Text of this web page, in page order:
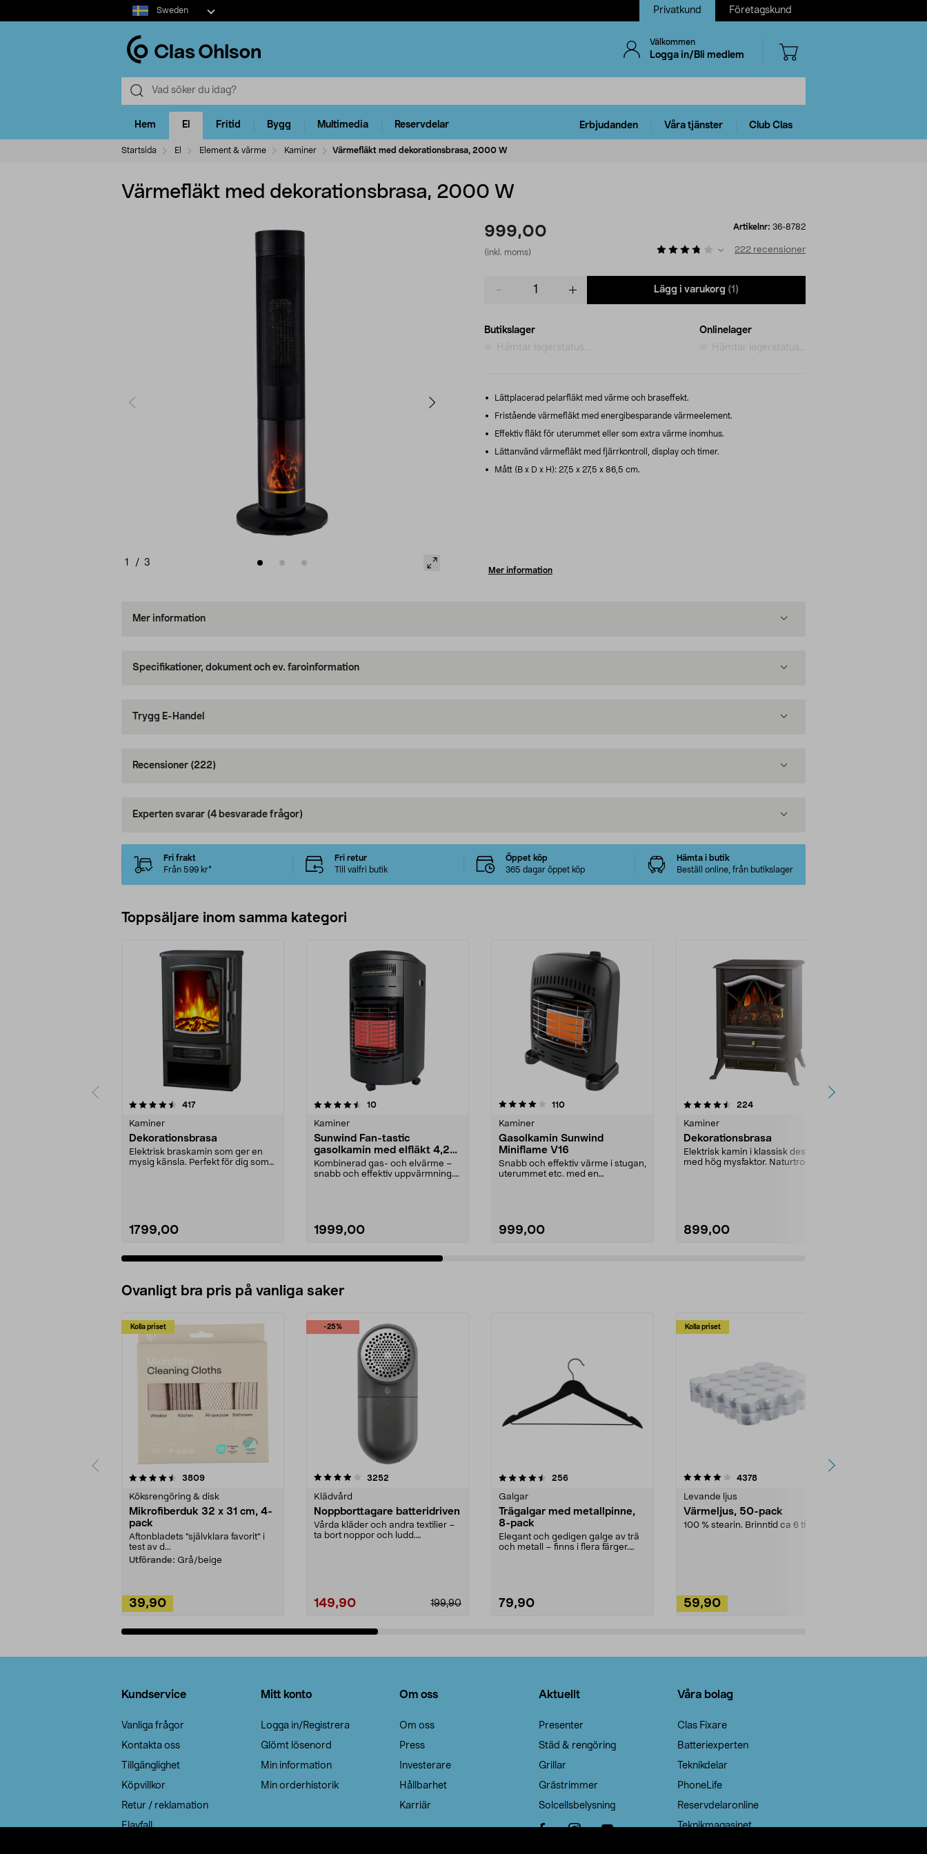
Select
market
Sweden Privatkund Företagskund
Välkommen
Logga in/Bli medlem
Hem El Fritid Bygg Multimedia Reservdelar Erbjudanden Våra tjänster Club Clas
Startsida El Element & värme Kaminer Värmefläkt med dekorationsbrasa, 2000 W
Värmefläkt med dekorationsbrasa, 2000 W
1 / 3
999,00
(inkl. moms)
Artikelnr: 36-8782
222 recensioner
Lägg i varukorg (1)
Butikslager
Hämtar lagerstatus...
Onlinelager
Hämtar lagerstatus...
Lättplacerad pelarfläkt med värme och braseffekt.
Fristående värmefläkt med energibesparande värmeelement.
Effektiv fläkt för uterummet eller som extra värme inomhus.
Lättanvänd värmefläkt med fjärrkontroll, display och timer.
Mått (B x D x H): 27,5 x 27,5 x 86,5 cm.
Mer information
Mer information
Specifikationer, dokument och ev. faroinformation
Trygg E-Handel
Recensioner (222)
Experten svarar (4 besvarade frågor)
Fri frakt
Från 599 kr*
Fri retur
Till valfri butik
Öppet köp
365 dagar öppet köp
Hämta i butik
Beställ online, från butikslager
Toppsäljare inom samma kategori
417recensioner
Kaminer
Dekorationsbrasa
Elektrisk braskamin som ger en
mysig känsla. Perfekt för dig som
1799,00
4.5 av 5 stjärnor 10recensioner
Kaminer
Sunwind Fan-tastic
gasolkamin med elfläkt 4,2
kW
Kombinerad gas- och elvärme –
snabb och effektiv uppvärmning.
1999,00
4.0 av 5 stjärnor 110recensioner
Kaminer
Gasolkamin Sunwind
Miniflame V16
Snabb och effektiv värme i stugan,
uterummet etc. med en
999,00
4.5 av 5 stjärnor 224recensioner
Kaminer
Dekorationsbrasa
Elektrisk kamin i klassisk design
med hög mysfaktor. Naturtrogen
899,00
4.0 av 5 stjärnor
Ovanligt bra pris på vanliga saker
Kolla priset
3809recensioner
Köksrengöring & disk
Mikrofiberduk 32 x 31 cm, 4-
pack
Aftonbladets "självklara favorit” i
test av d...
Utförande: Grå/beige
39,90
-25%
4.0av 5 stjärnor 3252
Klädvård
Noppborttagare batteridriven
Vårda kläder och andra textilier –
ta bort noppor och ludd.
199,90
149,90
4.5av 5 stjärnor 256recensioner
Galgar
Trägalgar med metallpinne,
8-pack
Elegant och gedigen galge av trä
och metall – finns i flera färger.
79,90
Kolla priset
4.0av 5 stjärnor 4378recensioner
Levande ljus
Värmeljus, 50-pack
100 % stearin. Brinntid ca 6 tim.
59,90
4.5av 5 stjärnor
Kundservice
Vanliga frågor
Kontakta oss
Tillgänglighet
Köpvillkor
Retur / reklamation
Elavfall
Mitt konto
Logga in/Registrera
Glömt lösenord
Min information
Min orderhistorik
Om oss
Om oss
Press
Investerare
Hållbarhet
Karriär
Aktuellt
Presenter
Städ & rengöring
Grillar
Grästrimmer
Solcellsbelysning
Våra bolag
Clas Fixare
Batteriexperten
Teknikdelar
PhoneLife
Reservdelaronline
Teknikmagasinet